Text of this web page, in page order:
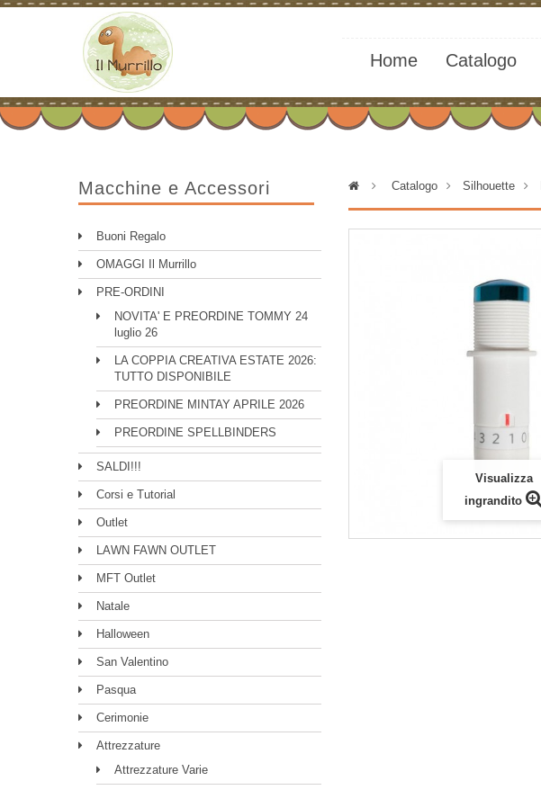
Home Catalogo
Macchine e Accessori
Buoni Regalo
OMAGGI Il Murrillo
PRE-ORDINI
NOVITA' E PREORDINE TOMMY 24
luglio 26
LA COPPIA CREATIVA ESTATE 2026:
TUTTO DISPONIBILE
PREORDINE MINTAY APRILE 2026
PREORDINE SPELLBINDERS
SALDI!!!
Corsi e Tutorial
Outlet
LAWN FAWN OUTLET
MFT Outlet
Natale
Halloween
San Valentino
Pasqua
Cerimonie
Attrezzature
Attrezzature Varie
> Catalogo > Silhouette >
Visualizza
ingrandito